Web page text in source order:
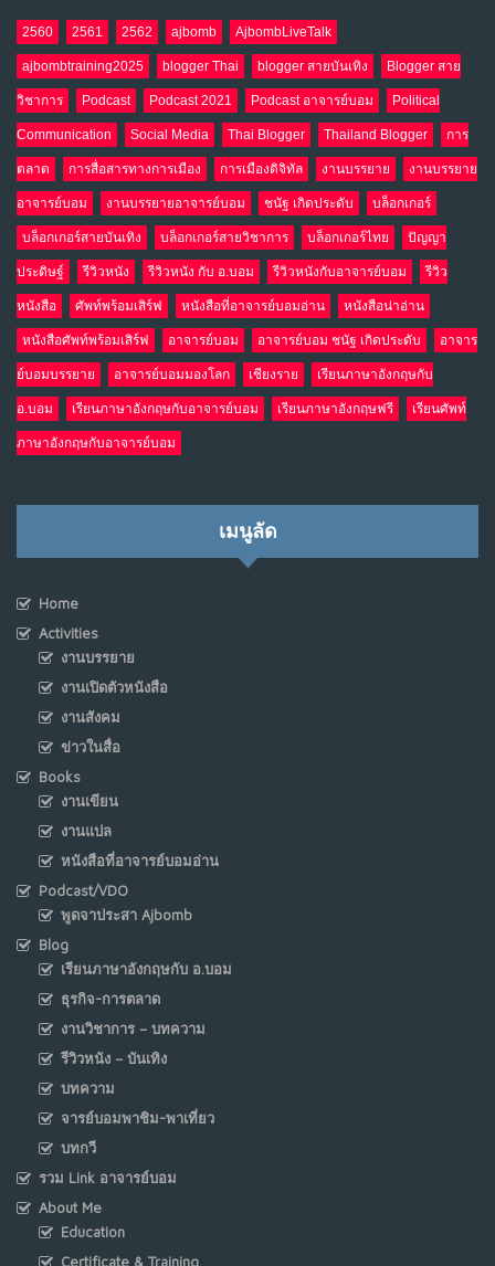
NO COMMENTS
10 อินโดนีเซีย กับเกมอำนาจที่มองไม่เห็น
เม.ย. 19, 2026
NO COMMENTS
2560 2561 2562 ajbomb AjbombLiveTalk
ajbombtraining2025 blogger Thai blogger สายบันเทิง Blogger สาย
วิชาการ Podcast Podcast 2021 Podcast อาจารย์บอม Political
Communication Social Media Thai Blogger Thailand Blogger การ
ตลาด การสื่อสารทางการเมือง การเมืองดิจิทัล งานบรรยาย งานบรรยาย
อาจารย์บอม งานบรรยายอาจารย์บอม ชนัฐ เกิดประดับ บล็อกเกอร์
บล็อกเกอร์สายบันเทิง บล็อกเกอร์สายวิชาการ บล็อกเกอร์ไทย ปัญญา
ประดิษฐ์ รีวิวหนัง รีวิวหนัง กับ อ.บอม รีวิวหนังกับอาจารย์บอม รีวิว
หนังสือ ศัพท์พร้อมเสิร์ฟ หนังสือที่อาจารย์บอมอ่าน หนังสือน่าอ่าน
หนังสือศัพท์พร้อมเสิร์ฟ อาจารย์บอม อาจารย์บอม ชนัฐ เกิดประดับ อาจาร
ย์บอมบรรยาย อาจารย์บอมมองโลก เชียงราย เรียนภาษาอังกฤษกับ
อ.บอม เรียนภาษาอังกฤษกับอาจารย์บอม เรียนภาษาอังกฤษฟรี เรียนศัพท์
ภาษาอังกฤษกับอาจารย์บอม
เมนูลัด
Home
Activities
งานบรรยาย
งานเปิดตัวหนังสือ
งานสังคม
ข่าวในสื่อ
Books
งานเขียน
งานแปล
หนังสือที่อาจารย์บอมอ่าน
Podcast/VDO
พูดจาประสา Ajbomb
Blog
เรียนภาษาอังกฤษกับ อ.บอม
ธุรกิจ-การตลาด
งานวิชาการ – บทความ
รีวิวหนัง – บันเทิง
บทความ
จารย์บอมพาชิม-พาเที่ยว
บทกวี
รวม Link อาจารย์บอม
About Me
Education
Certificate & Training